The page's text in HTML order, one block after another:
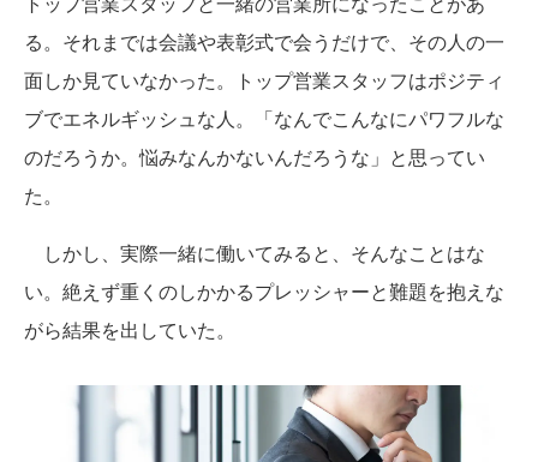
る。それまでは会議や表彰式で会うだけで、その人の一
面しか見ていなかった。トップ営業スタッフはポジティ
ブでエネルギッシュな人。「なんでこんなにパワフルな
のだろうか。悩みなんかないんだろうな」と思ってい
た。
しかし、実際一緒に働いてみると、そんなことはな
い。絶えず重くのしかかるプレッシャーと難題を抱えな
がら結果を出していた。